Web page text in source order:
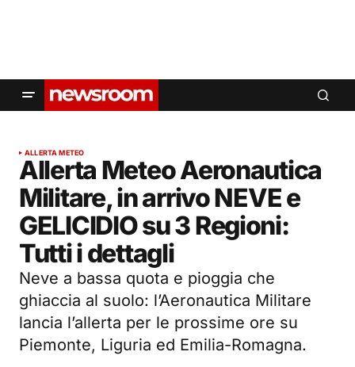
ALLERTA METEO
Allerta Meteo Aeronautica
Militare, in arrivo NEVE e
GELICIDIO su 3 Regioni:
Tutti i dettagli
Neve a bassa quota e pioggia che
ghiaccia al suolo: l’Aeronautica Militare
lancia l’allerta per le prossime ore su
Piemonte, Liguria ed Emilia-Romagna.